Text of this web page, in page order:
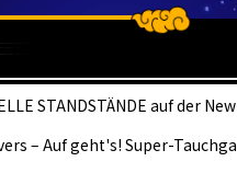
STANDSTÄNDE auf der
– Auf geht's! Super-